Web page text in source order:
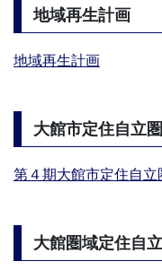
地域再生計画
地域再生計画
大館市定住自立
第４期大館市定住自
大館圏域定住自